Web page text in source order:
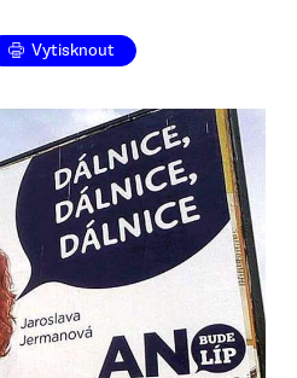
Vytisknout